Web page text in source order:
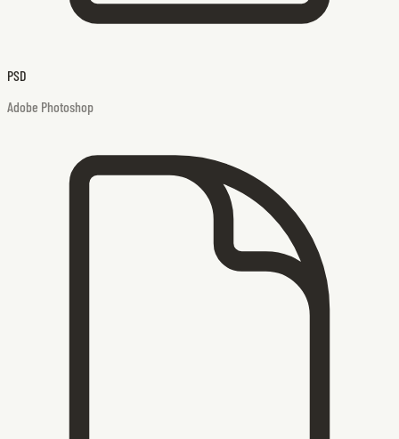
PSD
Adobe Photoshop